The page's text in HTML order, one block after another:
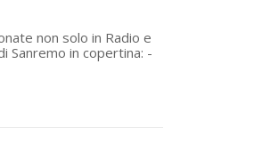
non solo in Radio e
Sanremo in copertina: -